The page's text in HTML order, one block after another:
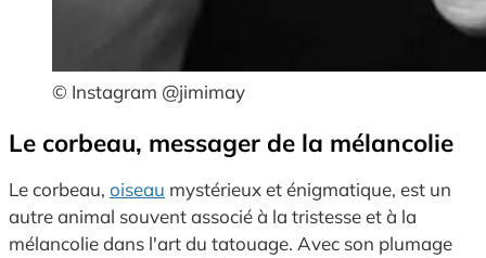
© Instagram @jimimay
Le corbeau, messager de la mélancolie
Le corbeau, oiseau mystérieux et énigmatique, est un
autre animal souvent associé à la tristesse et à la
mélancolie dans l'art du tatouage. Avec son plumage